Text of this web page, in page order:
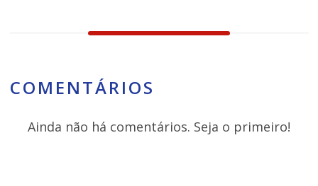
COMENTÁRIOS
Ainda não há comentários. Seja o primeiro!